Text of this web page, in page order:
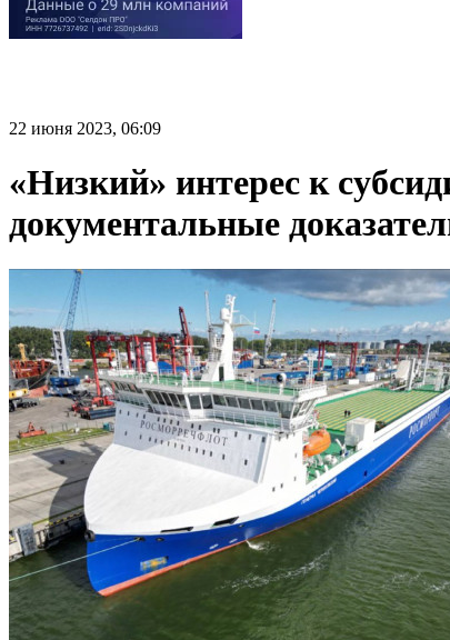
22 июня 2023, 06:09
«Низкий» интерес к
документальные